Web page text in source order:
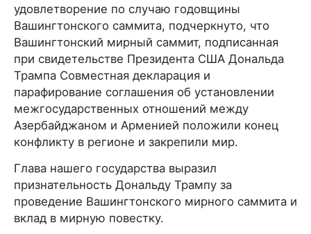
удовлетворение по случаю годовщины
Вашингтонского саммита, подчеркнуто, что
Вашингтонский мирный саммит, подписанная
при свидетельстве Президента США Дональда
Трампа Совместная декларация и
парафирование соглашения об установлении
межгосударственных отношений между
Азербайджаном и Арменией положили конец
конфликту в регионе и закрепили мир.
Глава нашего государства выразил
признательность Дональду Трампу за
проведение Вашингтонского мирного саммита и
вклад в мирную повестку.